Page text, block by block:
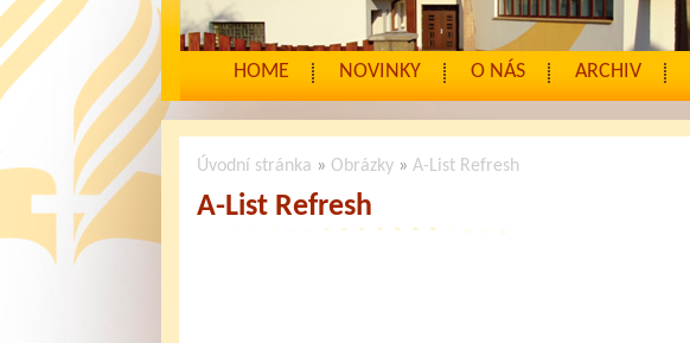
HOME NOVINKY O NÁS ARCHIV
Úvodní stránka » Obrázky» A-List Refresh
A-List Refresh